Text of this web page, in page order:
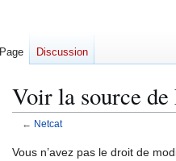
Voir la source
← Netcat
Aller
Aller
Vous n’avez pas le droit de
Page Discussion